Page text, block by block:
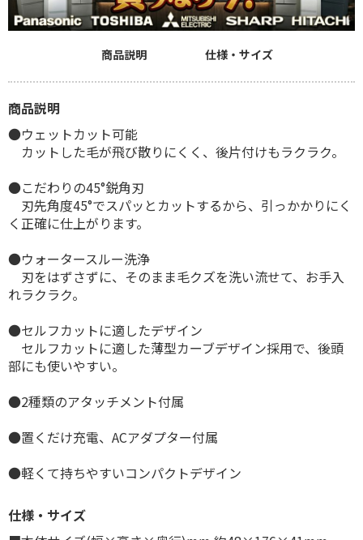
商品説明 仕様・サイズ
商品説明
●ウェットカット可能
カットした毛が飛び散りにくく、後片付けもラクラク。
●こだわりの45°鋭角刃
刃先角度45°でスパッとカットするから、引っかかりにく
く正確に仕上がります。
●ウォータースルー洗浄
刃をはずさずに、そのまま毛クズを洗い流せて、お手入
れラクラク。
●セルフカットに適したデザイン
セルフカットに適した薄型カーブデザイン採用で、後頭
部にも使いやすい。
●2種類のアタッチメント付属
●置くだけ充電、ACアダプター付属
●軽くて持ちやすいコンパクトデザイン
仕様・サイズ